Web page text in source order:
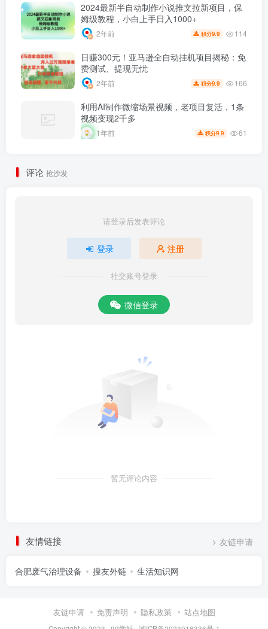
2024最新半自动制作小说推文拉新项目，保
姆级教程，小白上手日入1000+
2年前 积分9.9 114
日赚300元！亚马逊全自动挂机项目揭秘：免
费测试、提现无忧
2年前 积分9.9 166
利用AI制作微缩场景视频，老项目复活，1条
视频变现2千多
1年前 积分9.9 61
评论 抢沙发
请登录后发表评论
登录 注册
社交账号登录
微信登录
暂无评论内容
友情链接 友链申请
合肥废气治理设备 搜友外链 生活知识网
友链申请 免责声明 隐私政策 站点地图